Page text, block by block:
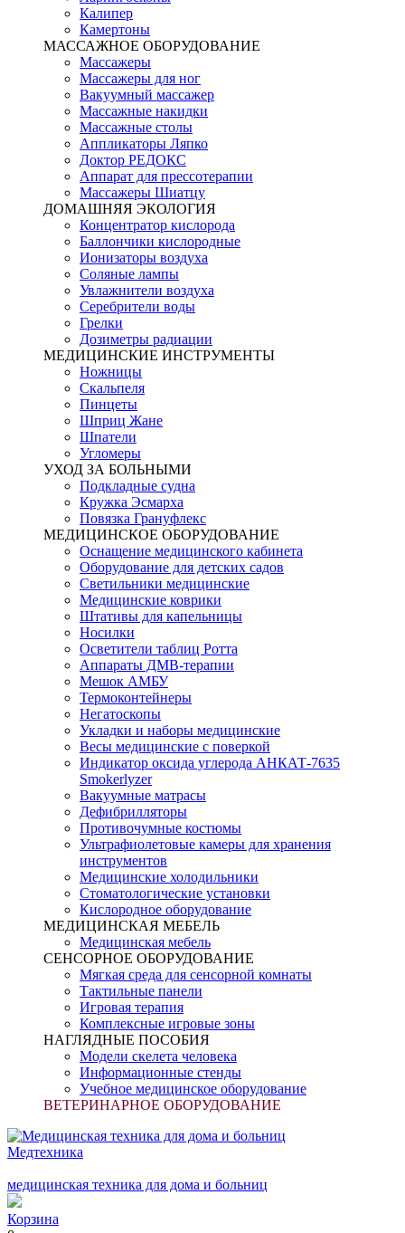
Калипер
Камертоны
МАССАЖНОЕ ОБОРУДОВАНИЕ
Массажеры
Массажеры для ног
Вакуумный массажер
Массажные накидки
Массажные столы
Аппликаторы Ляпко
Доктор РЕДОКС
Аппарат для прессотерапии
Массажеры Шиатцу
ДОМАШНЯЯ ЭКОЛОГИЯ
Концентратор кислорода
Баллончики кислородные
Ионизаторы воздуха
Соляные лампы
Увлажнители воздуха
Серебрители воды
Грелки
Дозиметры радиации
МЕДИЦИНСКИЕ ИНСТРУМЕНТЫ
Ножницы
Скальпеля
Пинцеты
Шприц Жане
Шпатели
Угломеры
УХОД ЗА БОЛЬНЫМИ
Подкладные судна
Кружка Эсмарха
Повязка Грануфлекс
МЕДИЦИНСКОЕ ОБОРУДОВАНИЕ
Оснащение медицинского кабинета
Оборудование для детских садов
Светильники медицинские
Медицинские коврики
Штативы для капельницы
Носилки
Осветители таблиц Ротта
Аппараты ДМВ-терапии
Мешок АМБУ
Термоконтейнеры
Негатоскопы
Укладки и наборы медицинские
Весы медицинские с поверкой
Индикатор оксида углерода АНКАТ-7635
Smokerlyzer
Вакуумные матрасы
Дефибрилляторы
Противочумные костюмы
Ультрафиолетовые камеры для хранения
инструментов
Медицинские холодильники
Стоматологические установки
Кислородное оборудование
МЕДИЦИНСКАЯ МЕБЕЛЬ
Медицинская мебель
СЕНСОРНОЕ ОБОРУДОВАНИЕ
Мягкая среда для сенсорной комнаты
Тактильные панели
Игровая терапия
Комплексные игровые зоны
НАГЛЯДНЫЕ ПОСОБИЯ
Модели скелета человека
Информационные стенды
Учебное медицинское оборудование
ВЕТЕРИНАРНОЕ ОБОРУДОВАНИЕ
Медтехника
медицинская техника для дома и больниц
Корзина